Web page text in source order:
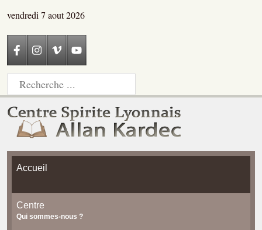
vendredi 7 aout 2026
Accueil
Centre
Qui sommes-nous ?